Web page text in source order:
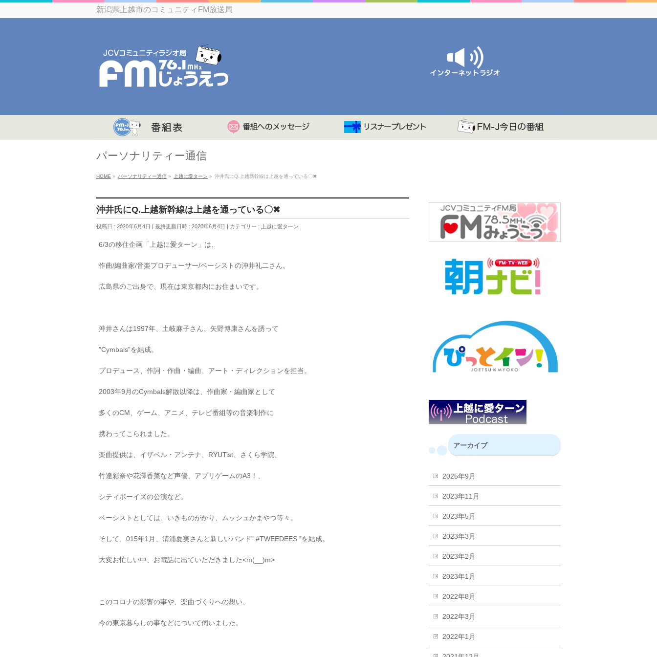
新潟県上越市のコミュニティFM放送局
パーソナリティー通信
HOME » パーソナリティー通信 » 上越に愛ターン » 沖井氏にQ.上越新幹線は上越を通っている〇✖
沖井氏にQ.上越新幹線は上越を通っている〇✖
投稿日 : 2020年6月4日 最終更新日時 : 2020年6月4日 カテゴリー : 上越に愛ターン
6/3の移住企画「上越に愛ターン」は、
作曲/編曲家/音楽プロデューサー/ベーシストの沖井礼二さん。
広島県のご出身で、現在は東京都内にお住まいです。
沖井さんは1997年、土岐麻子さん、矢野博康さんを誘って
”Cymbals”を結成。
プロデュース、作詞・作曲・編曲、アート・ディレクションを担当。
2003年9月のCymbals解散以降は、作曲家・編曲家として
多くのCM、ゲーム、アニメ、テレビ番組等の音楽制作に
携わってこられました。
楽曲提供は、イザベル・アンテナ、RYUTist、さくら学院、
竹達彩奈や花澤香菜など声優、アプリゲームのA3！、
シティボーイズの公演など。
ベーシストとしては、いきものがかり、ムッシュかまやつ等々。
そして、015年1月、清浦夏実さんと新しいバンド” #TWEEDEES ”を結成。
大変お忙しい中、お電話に出ていただきました<m(__)m>
このコロナの影響の事や、楽曲づくりへの想い、
今の東京暮らしの事などについて伺いました。
アーカイブ
2025年9月
2023年11月
2023年5月
2023年3月
2023年2月
2023年1月
2022年8月
2022年3月
2022年1月